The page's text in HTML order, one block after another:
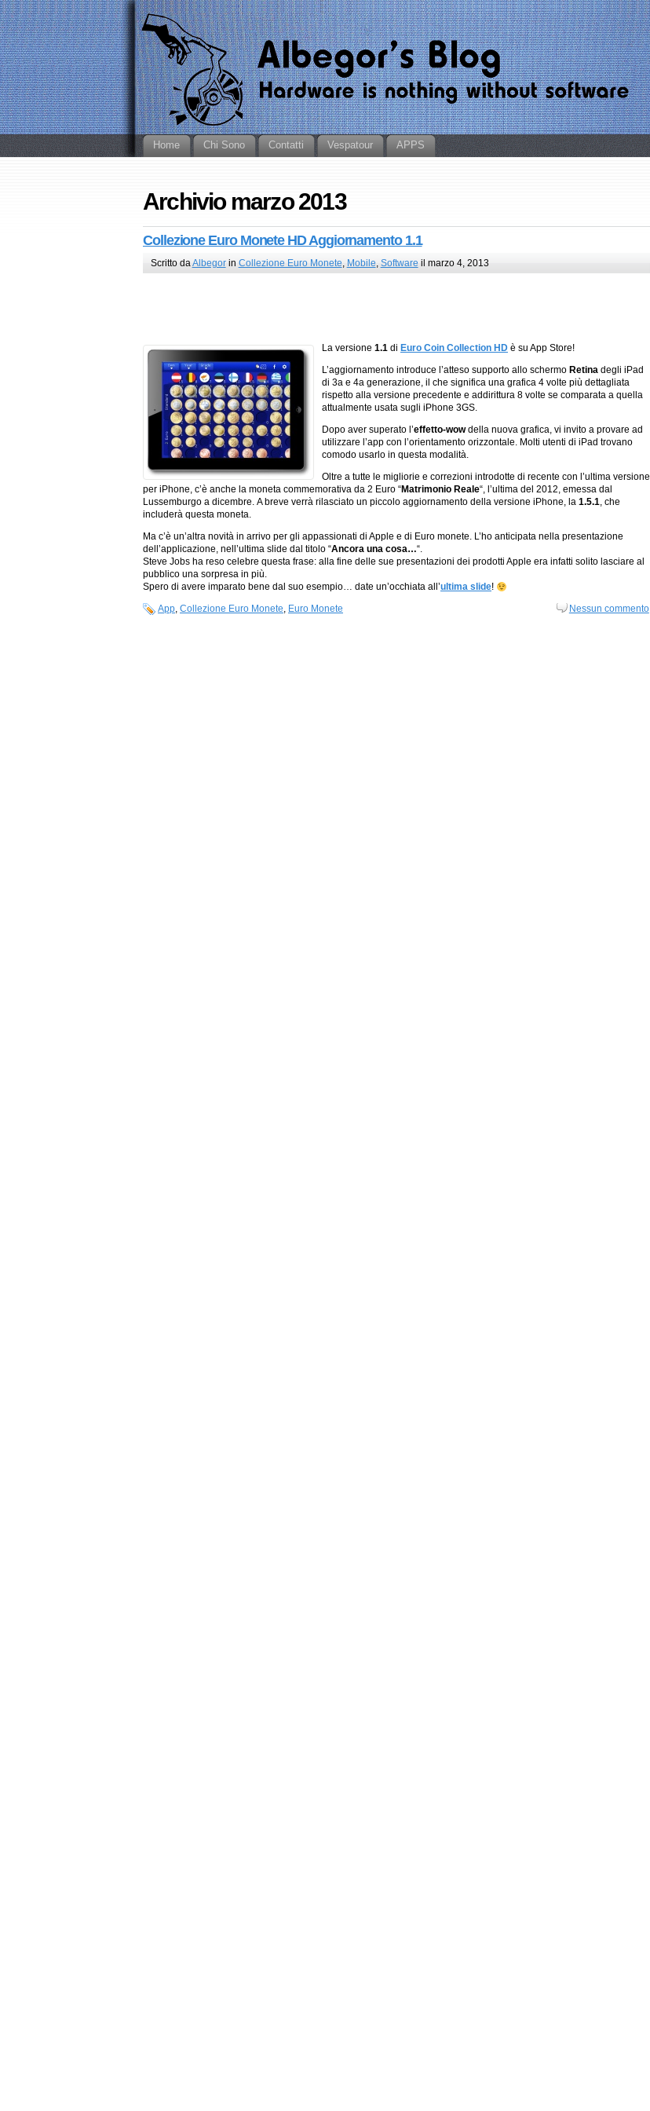
Home Chi Sono Contatti Vespatour APPS
Archivio marzo 2013
Collezione Euro Monete HD Aggiornamento 1.1
Scritto da Albegorin Collezione Euro Monete, Mobile, Softwareil marzo 4, 2013
La versione 1.1 di Euro Coin Collection HD è su App Store!
L’aggiornamento introduce l’atteso supporto allo schermo Retina degli iPad
di 3a e 4a generazione, il che significa una grafica 4 volte più dettagliata
rispetto alla versione precedente e addirittura 8 volte se comparata a quella
attualmente usata sugli iPhone 3GS.
Dopo aver superato l’effetto-wowdella nuova grafica, vi invito a provare ad
utilizzare l’app con l’orientamento orizzontale. Molti utenti di iPad trovano
comodo usarlo in questa modalità.
Oltre a tutte le migliorie e correzioni introdotte di recente con l’ultima versione
per iPhone, c’è anche la moneta commemorativa da 2 Euro “Matrimonio Reale“, l’ultima del 2012, emessa dal
Lussemburgo a dicembre. A breve verrà rilasciato un piccolo aggiornamento della versione iPhone, la 1.5.1, che
includerà questa moneta.
Ma c’è un’altra novità in arrivo per gli appassionati di Apple e di Euro monete. L’ho anticipata nella presentazione
dell’applicazione, nell’ultima slide dal titolo “Ancora una cosa…“.
Steve Jobs ha reso celebre questa frase: alla fine delle sue presentazioni dei prodotti Apple era infatti solito lasciare al
pubblico una sorpresa in più.
Spero di avere imparato bene dal suo esempio… date un’occhiata all’ultima slide!
App, Collezione Euro Monete, Euro Monete Nessun commento